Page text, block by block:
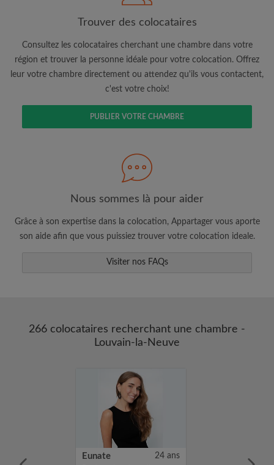
CRÉER PROFIL
jour du compte par e-mail
Faites une recherche selon ce qui vous
semble important
Consultez les chambres et les profils des
colocataires
Recevez des alertes pour toute nouvelle
annonce correspondant à vos critères
Faites vos demandes de visites
Trouver des colocataires
Consultez les colocataires cherchant une chambre dans votre
région et trouver la personne idéale pour votre colocation. Offrez
leur votre chambre directement ou attendez qu'ils vous contactent,
c'est votre choix!
PUBLIER VOTRE CHAMBRE
Nous sommes là pour aider
Grâce à son expertise dans la colocation, Appartager vous aporte
son aide afin que vous puissiez trouver votre colocation ideale.
Visiter nos FAQs
266 colocataires recherchant une chambre -
Louvain-la-Neuve
Eunate 24 ans